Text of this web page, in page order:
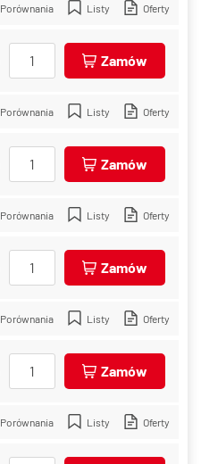
Porównania Listy Oferty
Zamów
Porównania Listy Oferty
Zamów
Porównania Listy Oferty
Zamów
Porównania Listy Oferty
Zamów
Porównania Listy Oferty